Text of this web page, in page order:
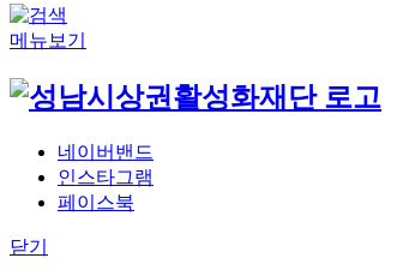
메뉴보기
네이버밴드
인스타그램
페이스북
닫기